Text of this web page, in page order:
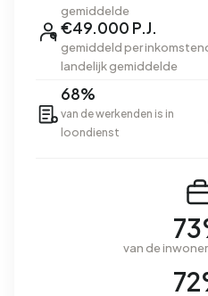
gemiddelde
€49.000 P.J.
gemiddeld per
landelijk gemiddelde
68%
van de werkenden is in
loondienst
van de